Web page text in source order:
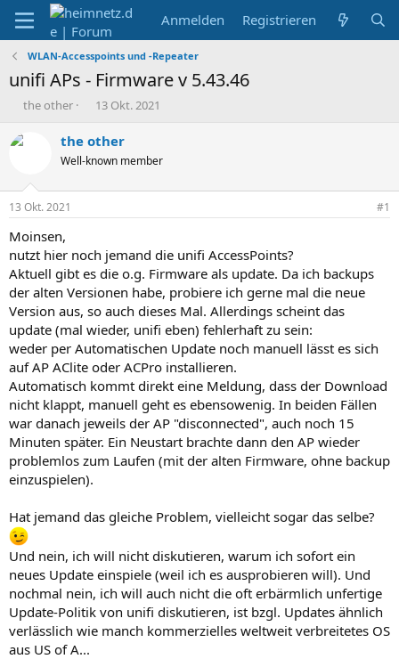
Anmelden Registrieren
WLAN-Accesspoints und -Repeater
unifi APs - Firmware v 5.43.46
E
s
e
r
the other
E
s
e
t
m
13 Okt. 2021
the other
Well-known member
13 Okt. 2021 #1
Moinsen,
nutzt hier noch jemand die unifi AccessPoints?
Aktuell gibt es die o.g. Firmware als update. Da ich backups
der alten Versionen habe, probiere ich gerne mal die neue
Version aus, so auch dieses Mal. Allerdings scheint das
update (mal wieder, unifi eben) fehlerhaft zu sein:
weder per Automatischen Update noch manuell lässt es sich
auf AP AClite oder ACPro installieren.
Automatisch kommt direkt eine Meldung, dass der Download
nicht klappt, manuell geht es ebensowenig. In beiden Fällen
war danach jeweils der AP "disconnected", auch noch 15
Minuten später. Ein Neustart brachte dann den AP wieder
problemlos zum Laufen (mit der alten Firmware, ohne backup
einzuspielen).
Hat jemand das gleiche Problem, vielleicht sogar das selbe?
Und nein, ich will nicht diskutieren, warum ich sofort ein
neues Update einspiele (weil ich es ausprobieren will). Und
nochmal nein, ich will auch nicht die oft erbärmlich unfertige
Update-Politik von unifi diskutieren, ist bzgl. Updates ähnlich
verlässlich wie manch kommerzielles weltweit verbreitetes OS
aus US of A...